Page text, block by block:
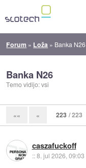
Forum » Loža » Banka N26
Banka N26
Temo vidijo: vsi
«« « 223 / 223
caszafuckoff
::8. jul 2026, 09:03